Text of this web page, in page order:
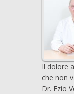
Il dolore
che non
Dr. Ezio